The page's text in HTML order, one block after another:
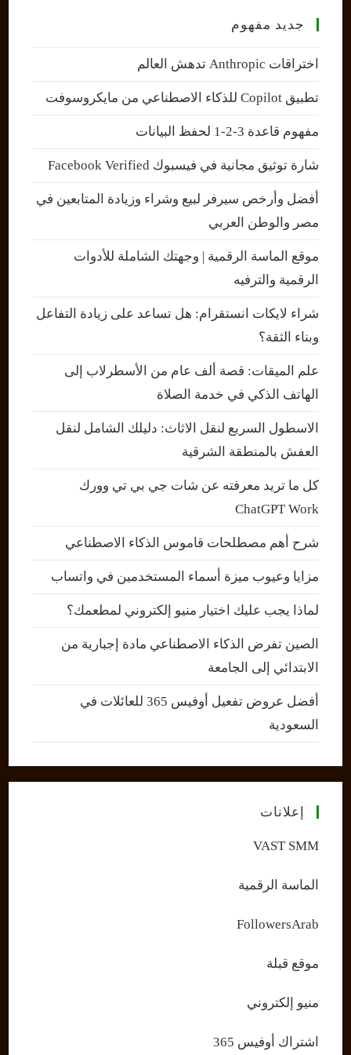
جديد مفهوم
اختراقات Anthropic تدهش العالم
تطبيق Copilot للذكاء الاصطناعي من مايكروسوفت
مفهوم قاعدة 3-2-1 لحفظ البيانات
شارة توثيق مجانية في فيسبوك Facebook Verified
أفضل وأرخص سيرفر لبيع وشراء وزيادة المتابعين في
مصر والوطن العربي
موقع الماسة الرقمية | وجهتك الشاملة للأدوات
الرقمية والترفيه
شراء لايكات انستقرام: هل تساعد على زيادة التفاعل
وبناء الثقة؟
علم الميقات: قصة ألف عام من الأسطرلاب إلى
الهاتف الذكي في خدمة الصلاة
الاسطول السريع لنقل الاثاث: دليلك الشامل لنقل
العفش بالمنطقة الشرقية
كل ما تريد معرفته عن شات جي بي تي وورك
ChatGPT Work
شرح أهم مصطلحات قاموس الذكاء الاصطناعي
مزايا وعيوب ميزة أسماء المستخدمين في واتساب
لماذا يجب عليك اختيار منيو إلكتروني لمطعمك؟
الصين تفرض الذكاء الاصطناعي مادة إجبارية من
الابتدائي إلى الجامعة
أفضل عروض تفعيل أوفيس 365 للعائلات في
السعودية
إعلانات
VAST SMM
الماسة الرقمية
FollowersArab
موقع قبلة
منيو إلكتروني
اشتراك أوفيس 365